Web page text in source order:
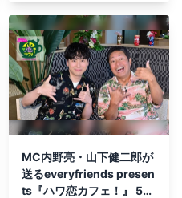
S12 トゥエルビで放送
MC内野亮・山下健二郎が
送るeveryfriends presen
ts『ハワ恋カフェ！』 5月